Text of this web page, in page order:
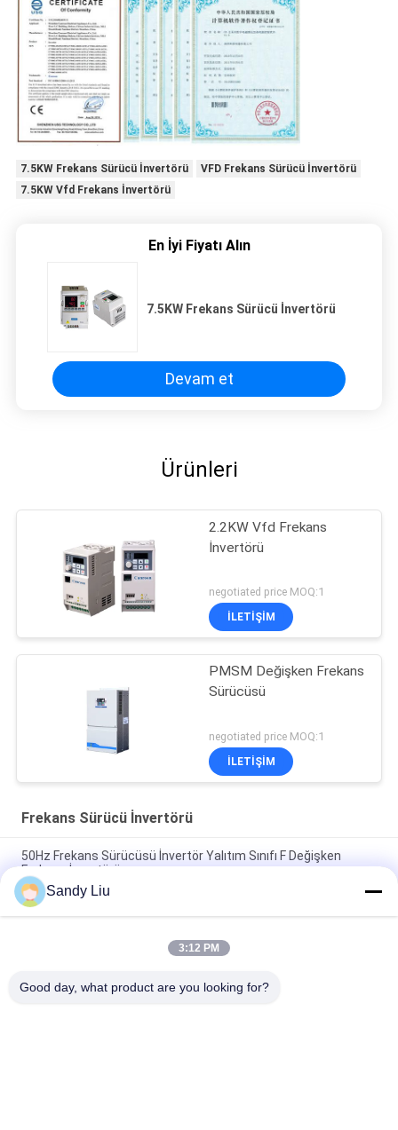
7.5KW Frekans Sürücü İnvertörü
VFD Frekans Sürücü İnvertörü
7.5KW Vfd Frekans İnvertörü
En İyi Fiyatı Alın
7.5KW Frekans Sürücü İnvertörü
Devam et
Ürünleri
2.2KW Vfd Frekans
İnvertörü
negotiated price MOQ:1
İLETIŞIM
PMSM Değişken Frekans
Sürücüsü
negotiated price MOQ:1
İLETIŞIM
Frekans Sürücü İnvertörü
50Hz Frekans Sürücüsü İnvertör Yalıtım Sınıfı F Değişken
Frekans İnvertörü
PMSM Sürücü Ac Frekans İnvertörü %150 Nominal Akım Aşırı
Yük Koruması IP20
60Hz Frekans Sürücüsü İnvertör Aşırı Yük Koruması CV900A
Sandy Liu
3:12 PM
Good day, what product are you looking for?